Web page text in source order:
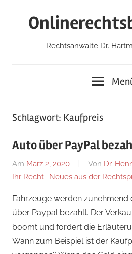
Rechtsanwälte Dr.
Schlagwort: Kaufpreis
Auto über PayPal
Am März 2, 2020 Von Dr.
Ihr Recht- Neues aus der
Fahrzeuge werden
über Paypal bezahlt. Der
boomt und fordert die
Wann zum Beispiel ist der